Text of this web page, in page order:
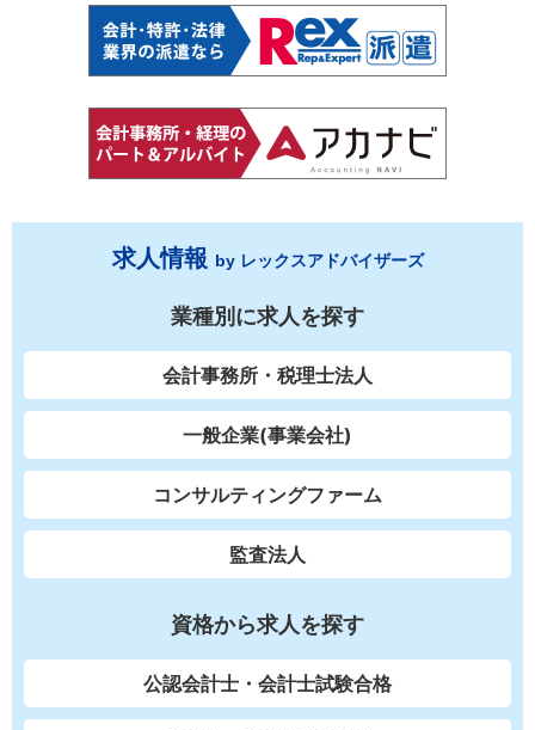
求人情報 by レックスアドバイザーズ
業種別に求人を探す
会計事務所・税理士法人
一般企業(事業会社)
コンサルティングファーム
監査法人
資格から求人を探す
公認会計士・会計士試験合格